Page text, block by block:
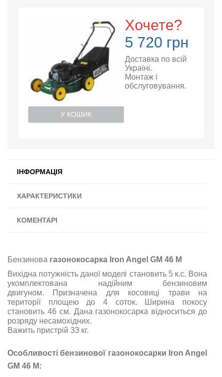
Хочете?
5 720 грн
Доставка по всій
Україні.
Монтаж і
обслуговування.
У КОШИК
ІНФОРМАЦІЯ
ХАРАКТЕРИСТИКИ
КОМЕНТАРІ
Бензинова газонокосарка Iron Angel GM 46 M
Вихідна потужність даної моделі становить 5 к.с. Вона
укомплектована надійним бензиновим
двигуном. Призначена для косовиці трави на
території площею до 4 соток. Ширина покосу
становить 46 см. Дана газонокосарка відноситься до
розряду несамохідних.
Важить пристрій 33 кг.
Особливості бензинової газонокосарки Iron Angel
GM 46 M: